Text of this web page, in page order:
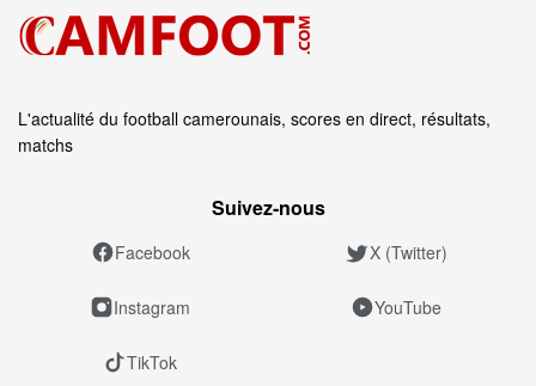
L'actualité du football camerounais, scores en direct, résultats,
matchs
Suivez‑nous
Facebook X (Twitter)
Instagram YouTube
TikTok